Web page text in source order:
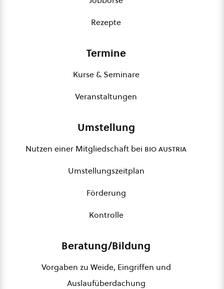
Rezepte
Termine
Kurse & Seminare
Veranstaltungen
Umstellung
Nutzen einer Mitgliedschaft bei bio austria
Umstellungszeitplan
Förderung
Kontrolle
Beratung/Bildung
Vorgaben zu Weide, Eingriffen und
Auslaufüberdachung